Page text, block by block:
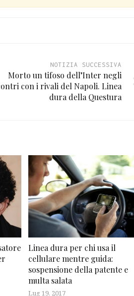
NOTIZIA SUCCESSIVA
Morto un tifoso dell’Inter negli
con i rivali del Napoli. Linea
dura della Questura
Linea dura per chi usa il
cellulare mentre guida:
sospensione della patente e
multa salata
Lug 19, 2017